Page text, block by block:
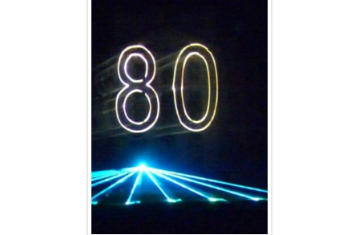
1938/1947
La 15/6 D –
1947/1955
La 15/6 H –
1954/1956